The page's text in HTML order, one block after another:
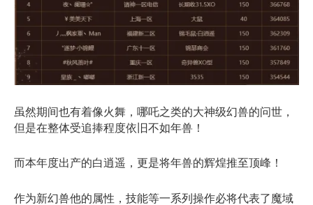
虽然期间也有着像火舞，哪吒之类的大神级幻兽的问世，
但是在整体受追捧程度依旧不如年兽！
而本年度出产的白逍遥，更是将年兽的辉煌推至顶峰！
作为新幻兽他的属性，技能等一系列操作必将代表了魔域